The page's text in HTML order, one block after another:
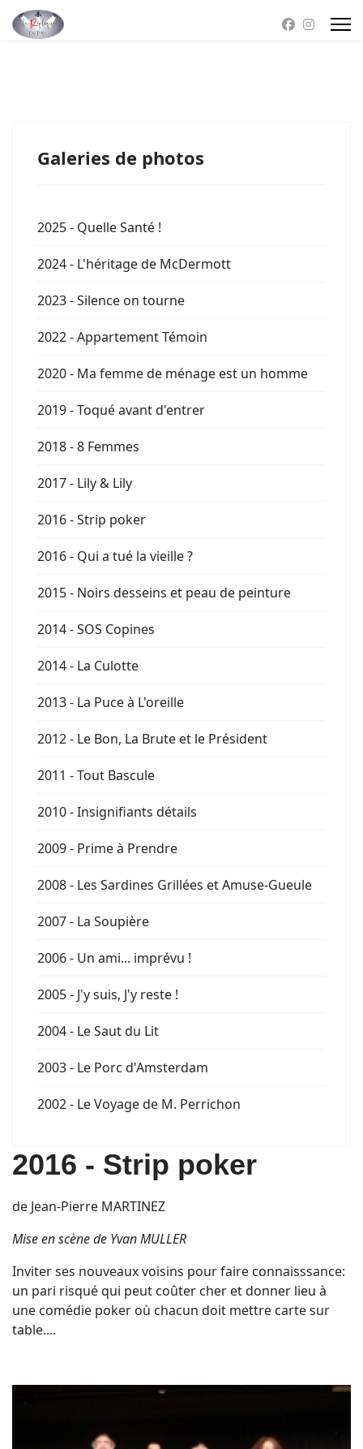
Galeries de photos
2025 - Quelle Santé !
2024 - L'héritage de McDermott
2023 - Silence on tourne
2022 - Appartement Témoin
2020 - Ma femme de ménage est un homme
2019 - Toqué avant d'entrer
2018 - 8 Femmes
2017 - Lily & Lily
2016 - Strip poker
2016 - Qui a tué la vieille ?
2015 - Noirs desseins et peau de peinture
2014 - SOS Copines
2014 - La Culotte
2013 - La Puce à L'oreille
2012 - Le Bon, La Brute et le Président
2011 - Tout Bascule
2010 - Insignifiants détails
2009 - Prime à Prendre
2008 - Les Sardines Grillées et Amuse-Gueule
2007 - La Soupière
2006 - Un ami... imprévu !
2005 - J'y suis, J'y reste !
2004 - Le Saut du Lit
2003 - Le Porc d'Amsterdam
2002 - Le Voyage de M. Perrichon
2016 - Strip poker
de Jean-Pierre MARTINEZ
Mise en scène de Yvan MULLER
Inviter ses nouveaux voisins pour faire connaisssance:
un pari risqué qui peut coûter cher et donner lieu à
une comédie poker où chacun doit mettre carte sur
table....